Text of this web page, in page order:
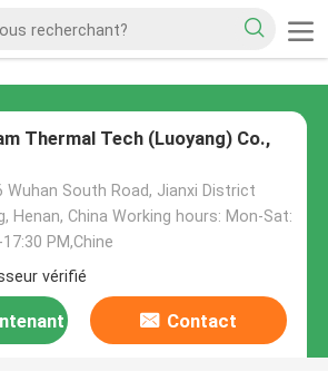
Thermal Tech (Luoyang) Co.,
Wuhan South Road, Jianxi District
Henan, China Working hours: Mon-Sat:
PM,Chine
vérifié
Contact